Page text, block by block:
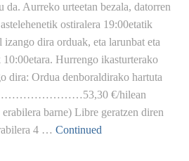
da. Aurreko urteetan bezala, datorren
ostiralera 19:00etatik
izango dira orduak, eta larunbat eta
10:00etara. Hurrengo ikasturterako
dira: Ordua denboraldirako hartuta
€/hilean
barne) Libre geratzen diren
4 … Continued